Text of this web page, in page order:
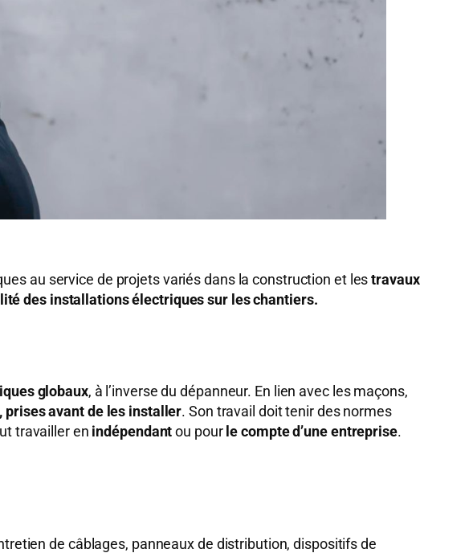
au service de projets variés dans la construction et lestravaux
des installations électriques sur les chantiers.
globaux, à l’inverse du dépanneur. En lien avec les maçons,
avant de les installer. Son travail doit tenir des normes
travailler en indépendantou pour le compte d’une entreprise.
de câblages, panneaux de distribution, dispositifs de